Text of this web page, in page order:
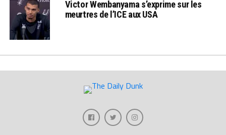
Victor Wembanyama s’exprime sur les
meurtres de l’ICE aux USA